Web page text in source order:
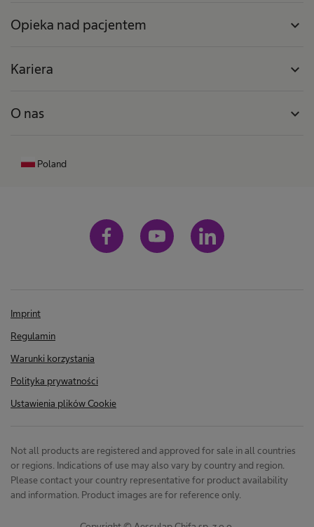
Opieka nad pacjentem expand_more
Kariera expand_more
O nas expand_more
Poland
Imprint
Regulamin
Warunki korzystania
Polityka prywatności
Ustawienia plików Cookie
Not all products are registered and approved for sale in all countries
or regions. Indications of use may also vary by country and region.
Please contact your country representative for product availability
and information. Product images are for reference only.